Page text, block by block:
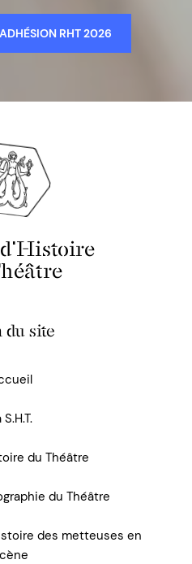
RHT 2026
du site
S.H.T.
du Théâtre
du Théâtre
des metteuses en